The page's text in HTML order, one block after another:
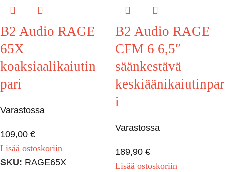
B2 Audio RAGE
65X
koaksiaalikaiutin
pari
Varastossa
109,00 €
Lisää ostoskoriin
SKU: RAGE65X
B2 Audio RAGE
CFM 6 6,5″
säänkestävä
keskiäänikaiutinpar
i
Varastossa
189,90 €
Lisää ostoskoriin